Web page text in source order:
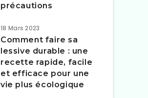
précautions
18 Mars 2023
Comment faire sa
lessive durable : une
recette rapide, facile
et efficace pour une
vie plus écologique